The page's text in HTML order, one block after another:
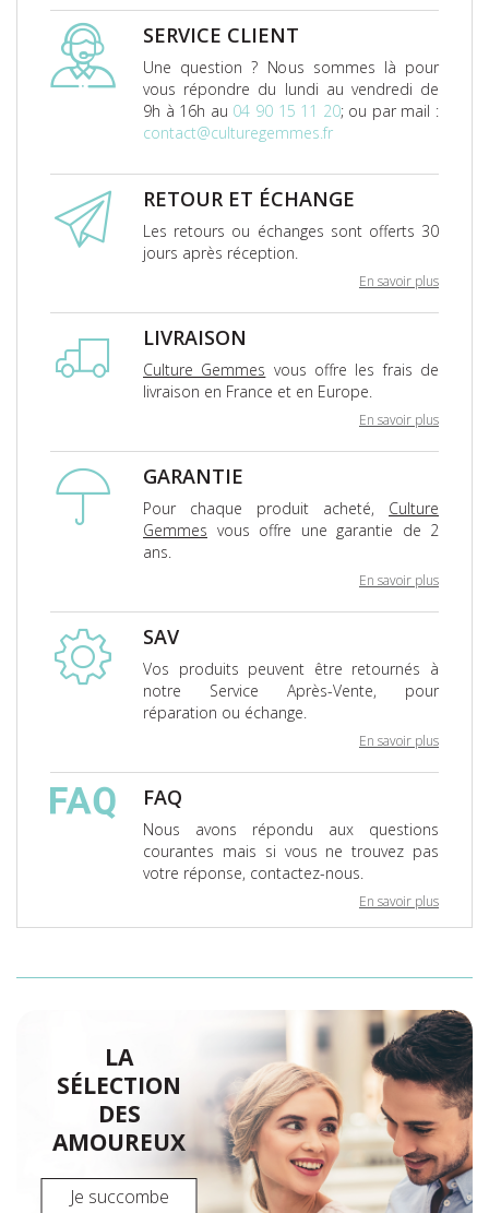
SERVICE CLIENT
Une question ? Nous sommes là pour
vous répondre du lundi au vendredi de
9h à 16h au 04 90 15 11 20; ou par mail :
contact@culturegemmes.fr
RETOUR ET ÉCHANGE
Les retours ou échanges sont offerts 30
jours après réception.
En savoir plus
LIVRAISON
Culture Gemmes vous offre les frais de
livraison en France et en Europe.
En savoir plus
GARANTIE
Pour chaque produit acheté, Culture
Gemmes vous offre une garantie de 2
ans.
En savoir plus
SAV
Vos produits peuvent être retournés à
notre Service Après-Vente, pour
réparation ou échange.
En savoir plus
FAQ
Nous avons répondu aux questions
courantes mais si vous ne trouvez pas
votre réponse, contactez-nous.
En savoir plus
LA
SÉLECTION
DES
AMOUREUX
Je succombe